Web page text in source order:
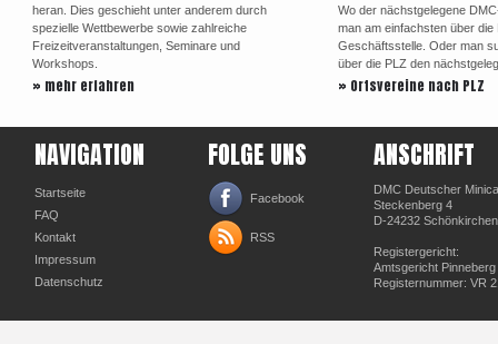
heran. Dies geschieht unter anderem durch
spezielle Wettbewerbe sowie zahlreiche
Freizeitveranstaltungen, Seminare und
Workshops.
» mehr erfahren
Wo der nächstgelegene
man am einfachsten über die
Geschäftsstelle. Oder man
über die PLZ den
» Ortsvereine nach PLZ
NAVIGATION
Startseite
FAQ
Kontakt
Impressum
Datenschutz
FOLGE UNS
Facebook
RSS
ANSCHRIFT
DMC Deutscher
Steckenberg 4
D-24232 Schönkirchen
Registergericht:
Amtsgericht Pinneberg
Registernummer: VR